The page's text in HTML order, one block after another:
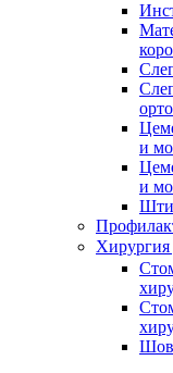
и
и
Хирургия